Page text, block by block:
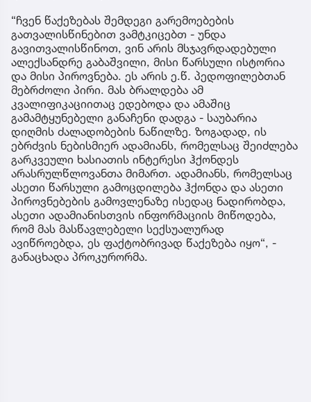
“ჩვენ წაქეზებას შემდეგი გარემოებების
გათვალისწინებით ვამტკიცებთ - უნდა
გავითვალისწინოთ, ვინ არის მსჯავრდადებული
ალექსანდრე გაბაშვილი, მისი წარსული ისტორია
და მისი პიროვნება. ეს არის ე.წ. პედოფილებთან
მებრძოლი პირი. მას ბრალდება ამ
კვალიფიკაციითაც ედებოდა და ამაშიც
გამამტყუნებელი განაჩენი დადგა - საუბარია
დიღმის ძალადობების ნაწილზე. ზოგადად, ის
ებრძვის ნებისმიერ ადამიანს, რომელსაც შეიძლება
გარკვეული ხასიათის ინტერესი ჰქონდეს
არასრულწლოვანთა მიმართ. ადამიანს, რომელსაც
ასეთი წარსული გამოცდილება ჰქონდა და ასეთი
პიროვნებების გამოვლენაზე ისედაც ნადირობდა,
ასეთი ადამიანისთვის ინფორმაციის მიწოდება,
რომ მას მასწავლებელი სექსუალურად
ავიწროებდა, ეს ფაქტობრივად წაქეზება იყო“, -
განაცხადა პროკურორმა.